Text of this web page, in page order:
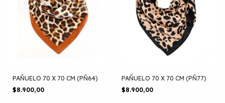
PAÑUELO 70 X 70 CM (PÑ64)
$8.900,00
PAÑUELO 70 X 70 CM (PÑ77)
$8.900,00